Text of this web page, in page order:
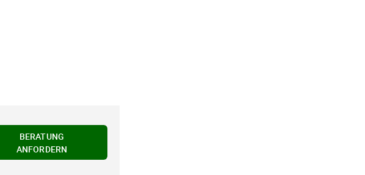
BERATUNG
ANFORDERN